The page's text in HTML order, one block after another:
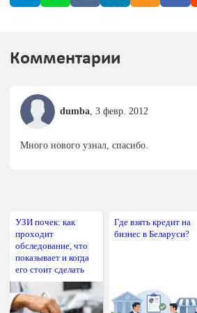
Комментарии
dumba, 3 февр. 2012
Много нового узнал, спасибо.
УЗИ почек: как
проходит
обследование, что
показывает и когда
его стоит сделать
Где взять кредит на
бизнес в Беларуси?